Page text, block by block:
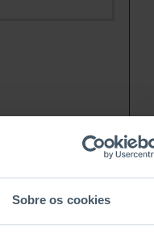
Sobre os cookies